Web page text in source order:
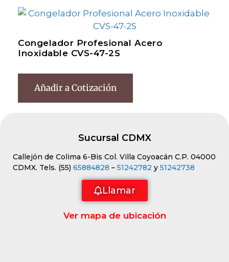
Congelador Profesional Acero
Inoxidable CVS-47-2S
Añadir a Cotización
Sucursal CDMX
Callejón de Colima 6-Bis Col. Villa Coyoacán C.P. 04000
CDMX. Tels. (55) 65884828 – 51242782 y 51242738
Llamar
Ver mapa de ubicación